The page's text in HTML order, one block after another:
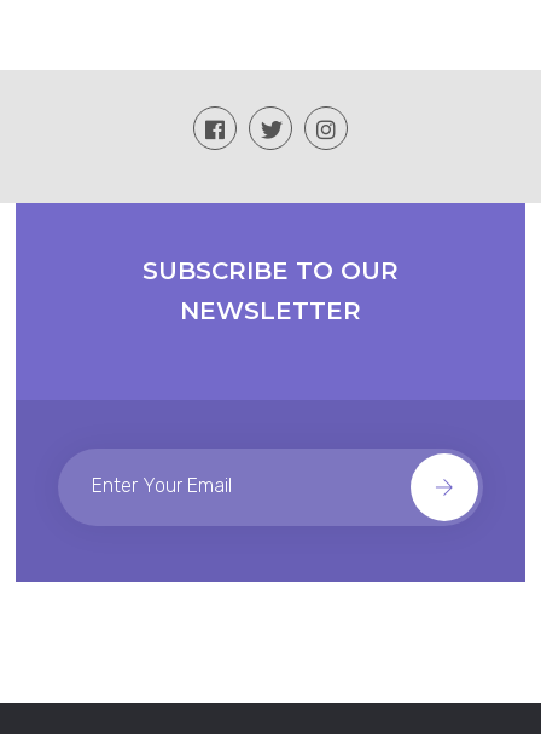
SUBSCRIBE TO OUR
NEWSLETTER